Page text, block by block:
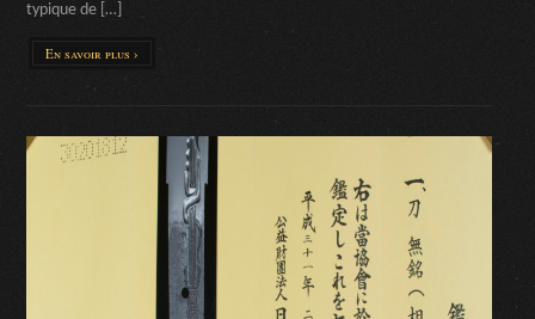
typique de […]
En savoir plus ›